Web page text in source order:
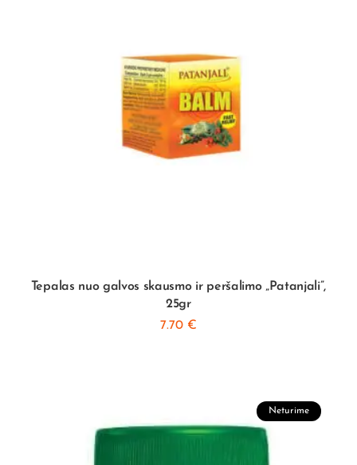
Tepalas nuo galvos skausmo ir peršalimo „Patanjali”,
25gr
7.70 €
Neturime